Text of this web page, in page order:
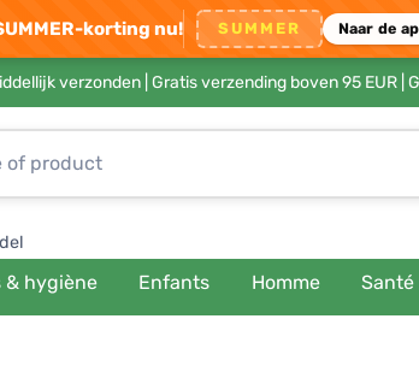
korting nu! SUMMER Naar de
verzonden | Gratis verzending boven 95 EUR|
& hygiène Enfants Homme Santé